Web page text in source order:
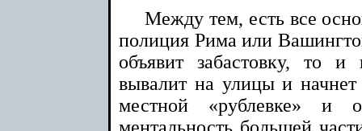
Между тем, есть все
полиция Рима или
объявит забастовку, то и
вывалит на улицы и
местной «рублевке» и